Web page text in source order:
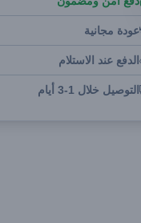
عودة مجانية
الدفع عند الاستلام
التوصيل خلال 1-3 أيام